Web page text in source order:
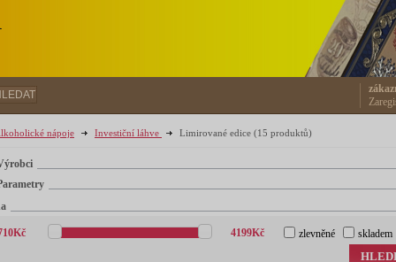
nápoje Investiční láhve Limirované edice (15 produktů)
Kč 4199Kč zlevněné skladem